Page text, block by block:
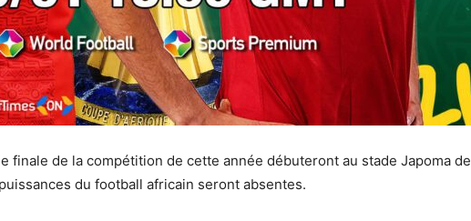
finale de la compétition de cette année débuteront au stade Japoma de
du football africain seront absentes.